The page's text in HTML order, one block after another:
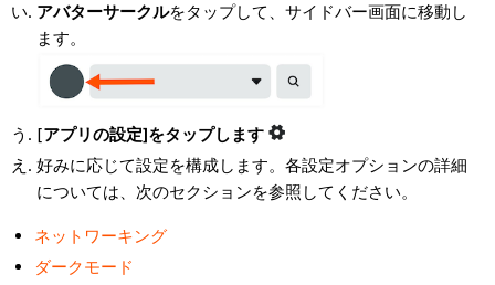
アバターサークルをタップして、サイドバー画面に移動し
ます。
[アプリの設定]をタップします
好みに応じて設定を構成します。各設定オプションの詳細
については、次のセクションを参照してください。
ネットワーキング
ダークモード